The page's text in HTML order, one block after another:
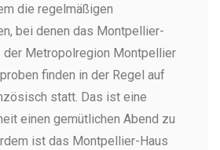
die regelmäßigen
bei denen das Montpellier-
der Metropolregion Montpellier
finden in der Regel auf
statt. Das ist eine
einen gemütlichen Abend zu
ist das Montpellier-Haus